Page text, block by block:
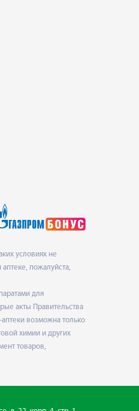
условиях не
пожалуйста,
для
акты Правительства
возможна только
химии и других
товаров,